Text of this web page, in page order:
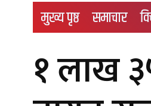
मुख्य पृष्ठ समाचार
१ लाख